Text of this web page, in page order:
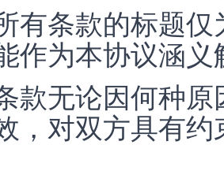
有条款的标题
作为本协议涵
款无论因何种
，对双方具有约